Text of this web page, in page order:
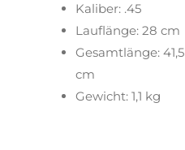
Kaliber: .45
Lauflänge: 28 cm
Gesamtlänge: 41,5
cm
Gewicht: 1,1 kg